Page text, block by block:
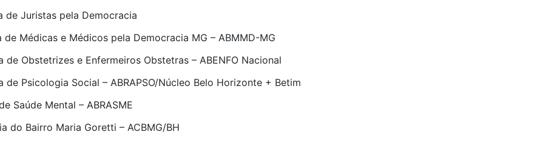
Juristas pela Democracia
Médicas e Médicos pela Democracia MG – ABMMD-MG
Obstetrizes e Enfermeiros Obstetras – ABENFO Nacional
Psicologia Social – ABRAPSO/Núcleo Belo Horizonte + Betim
Saúde Mental – ABRASME
do Bairro Maria Goretti – ACBMG/BH